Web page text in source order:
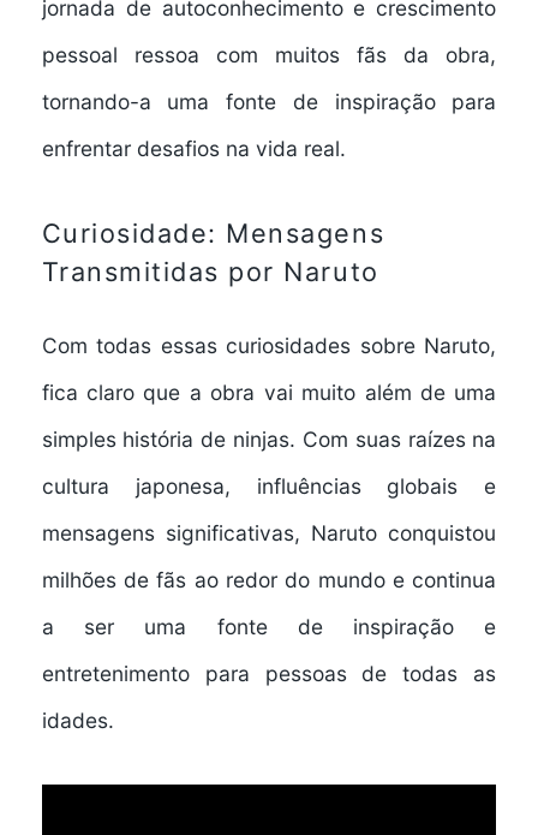
jornada de autoconhecimento e crescimento
pessoal ressoa com muitos fãs da obra,
tornando-a uma fonte de inspiração para
enfrentar desafios na vida real.
Curiosidade: Mensagens
Transmitidas por Naruto
Com todas essas curiosidades sobre Naruto,
fica claro que a obra vai muito além de uma
simples história de ninjas. Com suas raízes na
cultura japonesa, influências globais e
mensagens significativas, Naruto conquistou
milhões de fãs ao redor do mundo e continua
a ser uma fonte de inspiração e
entretenimento para pessoas de todas as
idades.